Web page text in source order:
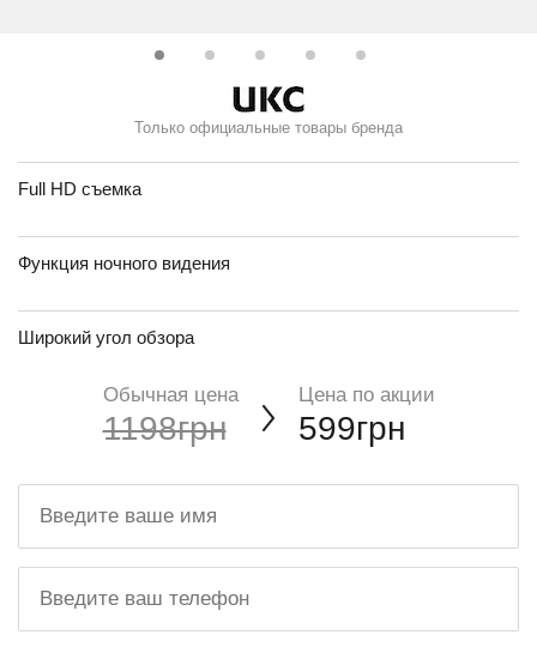
Только официальные товары бренда
Full HD съемка
Функция ночного видения
Широкий угол обзора
Обычная цена
1198грн
Цена по акции
599грн